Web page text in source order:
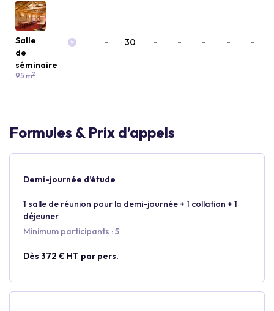
Salle
de
séminaire
95 m2
- 30 - - - - -
Formules & Prix d’appels
Demi-journée d’étude
1 salle de réunion pour la demi-journée + 1 collation + 1
déjeuner
Minimum participants : 5
Dès 372 € HT par pers.